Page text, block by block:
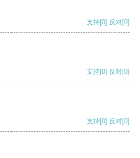
支持[0] 反对[0]
支持[0] 反对[0]
支持[0] 反对[0]